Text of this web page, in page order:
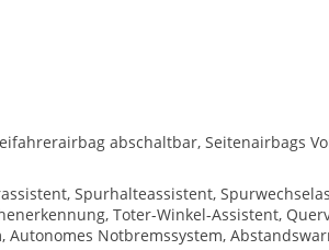
abschaltbar, Seitenairbags
Spurhalteassistent,
Toter-Winkel-Assistent,
Autonomes Notbremssystem,